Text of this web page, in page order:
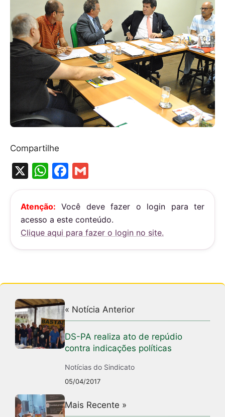
Compartilhe
X
W
h
at
s
A
p
F
a
c
e
b
o
k
m
ai
l
Atenção: Você deve fazer o login para ter
acesso a este conteúdo.
Clique aqui para fazer o login no site.
« Notícia Anterior
DS-PA realiza ato de repúdio
contra indicações políticas
Notícias do Sindicato
05/04/2017
Mais Recente »